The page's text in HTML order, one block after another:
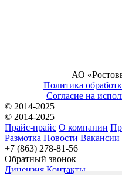
АО
Политика
Согласие на
© 2014-2025
© 2014-2025
Прайс-прайс О компании
Размотка Новости Вакансии
+7 (863) 278-81-56
Обратный звонок
Лицензия Контакты